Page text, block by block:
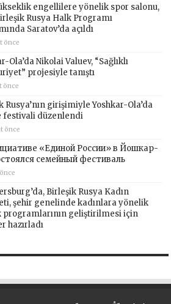
engellilere yönelik spor salonu,
Rusya Halk Programı
Saratov’da açıldı
önce
Ola’da Nikolai Valuev, “Sağlıklı
projesiyle tanıştı
önce
Rusya’nın girişimiyle Yoshkar-Ola’da
festivali düzenlendi
önce
«Единой России» в Йошкар-
семейный фестиваль
Birleşik Rusya Kadın
şehir genelinde kadınlara yönelik
programlarının geliştirilmesi için
hazırladı